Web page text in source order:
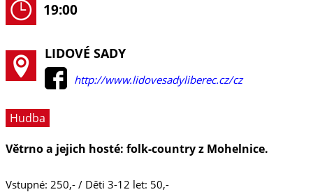
19:00
LIDOVÉ SADY
http://www.lidovesadyliberec.cz/cz
Hudba
Větrno a jejich hosté: folk-country z Mohelnice.
Vstupné: 250,- / Děti 3-12 let: 50,-